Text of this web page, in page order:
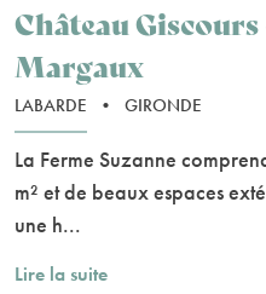
Château
Margaux
LABARDE • GIRONDE
La Ferme Suzanne
m² et de beaux espaces
une h...
Lire la suite